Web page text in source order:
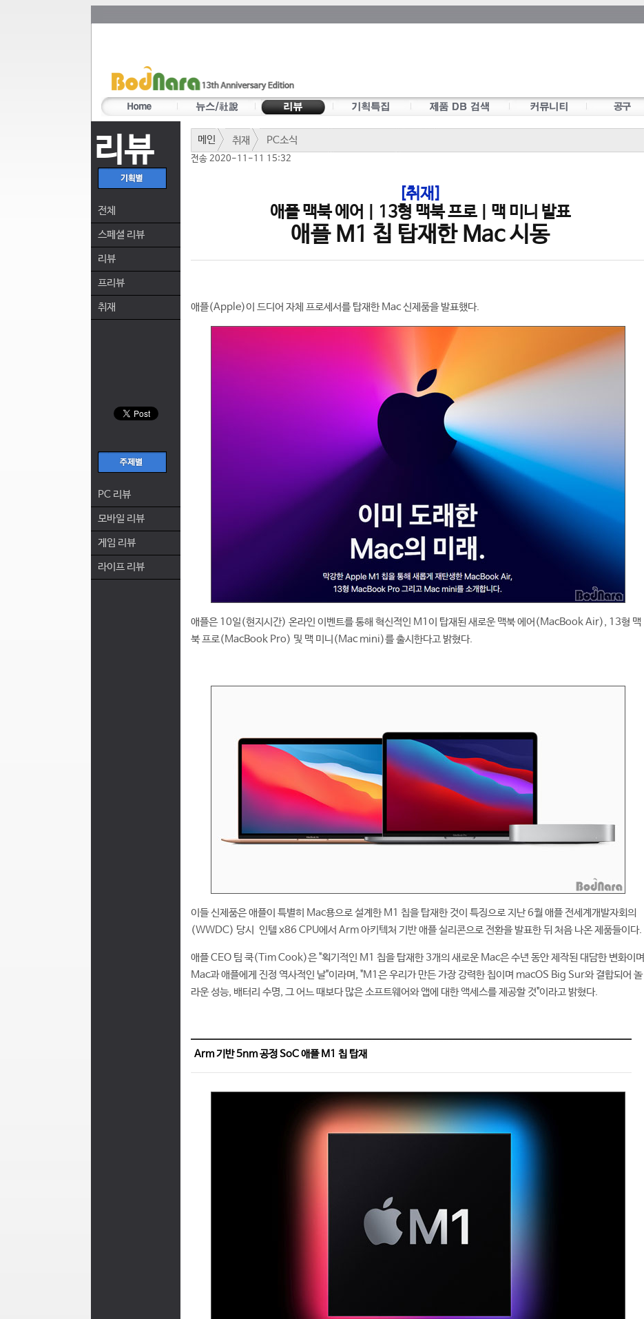
리뷰
전체
스페셜 리뷰
리뷰
프리뷰
취재
PC 리뷰
모바일 리뷰
게임 리뷰
라이프 리뷰
메인 취재 PC소식
전송 2020-11-11 15:32
[취재]
애플 맥북 에어 | 13형 맥북 프로 | 맥 미니 발표
애플 M1 칩 탑재한 Mac 시동
애플(Apple)이 드디어 자체 프로세서를 탑재한 Mac 신제품을 발표했다.
애플은 10일(현지시간) 온라인 이벤트를 통해 혁신적인 M1이 탑재된 새로운 맥북 에어(MacBook Air), 13형 맥
북 프로(MacBook Pro) 및 맥 미니(Mac mini)를 출시한다고 밝혔다.
이들 신제품은 애플이 특별히 Mac용으로 설계한 M1 칩을 탑재한 것이 특징으로 지난 6월 애플 전세계개발자회의
(WWDC) 당시 인텔 x86 CPU에서 Arm 아키텍처 기반 애플 실리콘으로 전환을 발표한 뒤 처음 나온 제품들이다.
애플 CEO 팀 쿡(Tim Cook)은 "획기적인 M1 칩을 탑재한 3개의 새로운 Mac은 수년 동안 제작된 대담한 변화이며
Mac과 애플에게 진정 역사적인 날"이라며, "M1은 우리가 만든 가장 강력한 칩이며 macOS Big Sur와 결합되어 놀
라운 성능, 배터리 수명, 그 어느 때보다 많은 소프트웨어와 앱에 대한 액세스를 제공할 것"이라고 밝혔다.
Arm 기반 5nm 공정 SoC 애플 M1 칩 탑재